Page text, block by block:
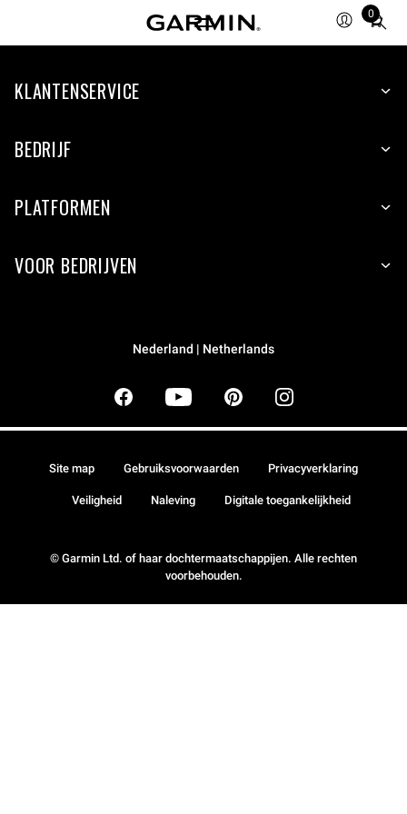
0
Total
items
cart:
KLANTENSERVICE
BEDRIJF
PLATFORMEN
VOOR BEDRIJVEN
Nederland | Netherlands
© Garmin Ltd. of haar dochtermaatschappijen. Alle rechten
voorbehouden.
Site map Gebruiksvoorwaarden Privacyverklaring
Veiligheid Naleving Digitale toegankelijkheid